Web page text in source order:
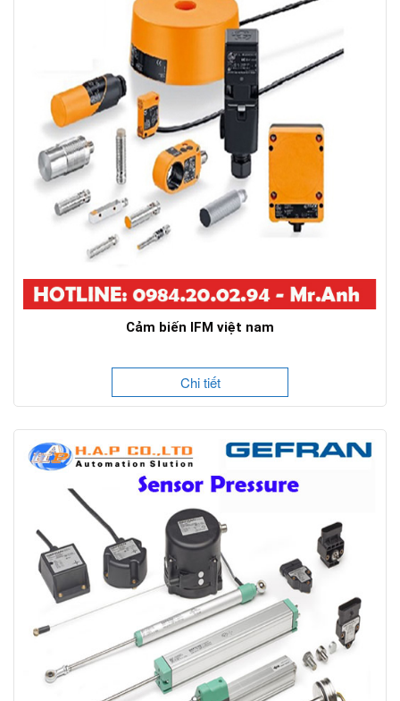
Cảm biến IFM việt nam
Chi tiết